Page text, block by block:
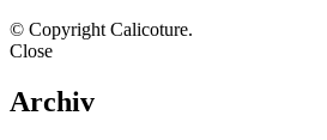
© Copyright Calicoture.
Close
Archiv